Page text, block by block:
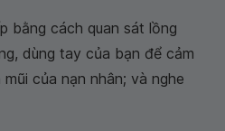
bằng cách quan sát lồng
dùng tay của bạn để cảm
của nạn nhân; và nghe